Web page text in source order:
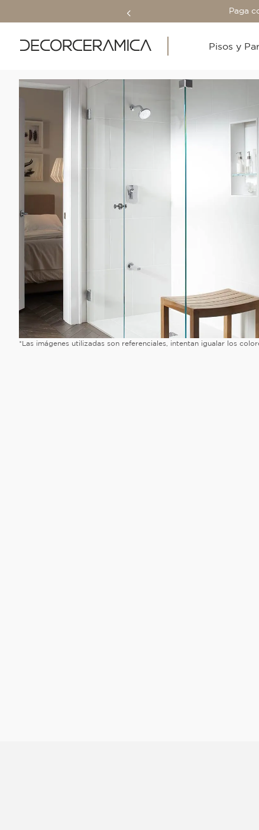
Paga
Pisos y
*Las imágenes utilizadas son referenciales, intentan igualar los